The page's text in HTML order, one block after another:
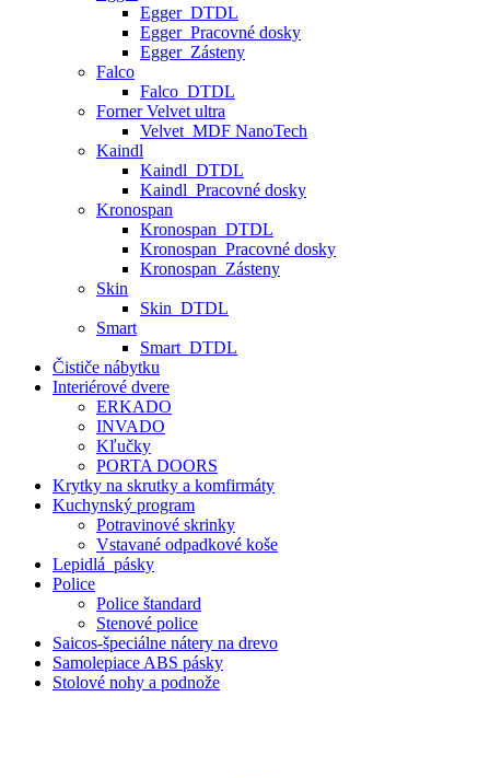
Egger_DTDL
Egger_Pracovné dosky
Egger_Zásteny
Falco
Falco_DTDL
Forner Velvet ultra
Velvet_MDF NanoTech
Kaindl
Kaindl_DTDL
Kaindl_Pracovné dosky
Kronospan
Kronospan_DTDL
Kronospan_Pracovné dosky
Kronospan_Zásteny
Skin
Skin_DTDL
Smart
Smart_DTDL
Čističe nábytku
Interiérové dvere
ERKADO
INVADO
Kľučky
PORTA DOORS
Krytky na skrutky a komfirmáty
Kuchynský program
Potravinové skrinky
Vstavané odpadkové koše
Lepidlá_pásky
Police
Police štandard
Stenové police
Saicos-špeciálne nátery na drevo
Samolepiace ABS pásky
Stolové nohy a podnože